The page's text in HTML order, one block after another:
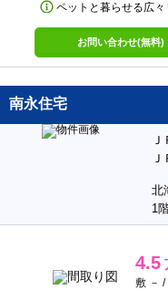
ペットと暮らせる広
お問い合わせ(無料)
南永住宅
北
1
4.5
敷 － /